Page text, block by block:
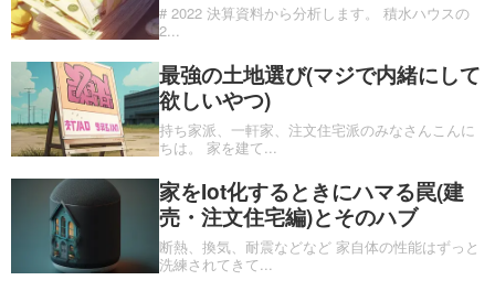
# 2022 決算資料から分析します。 積水ハウスの
2...
最強の土地選び(マジで内緒にして
欲しいやつ)
持ち家派、一軒家、注文住宅派のみなさんこんに
ちは。 家を建て...
家をIot化するときにハマる罠(建
売・注文住宅編)とそのハブ
断熱、換気、耐震などなど 家自体の性能はずっと
洗練されてきて...